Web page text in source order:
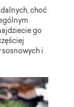
choć
go
i